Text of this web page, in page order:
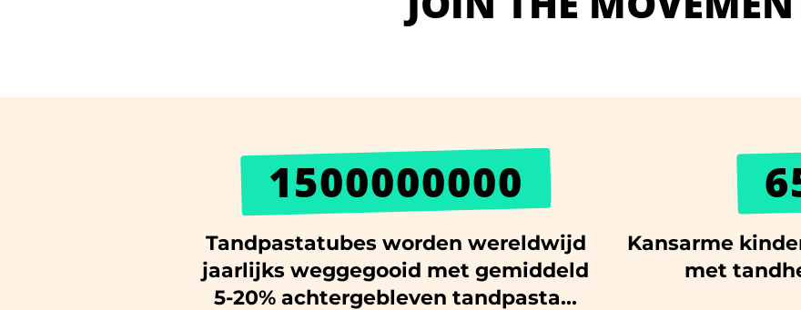
1500000000
Tandpastatubes worden wereldwijd
jaarlijks weggegooid met gemiddeld
5-20% achtergebleven tandpasta...
Kansarme
met